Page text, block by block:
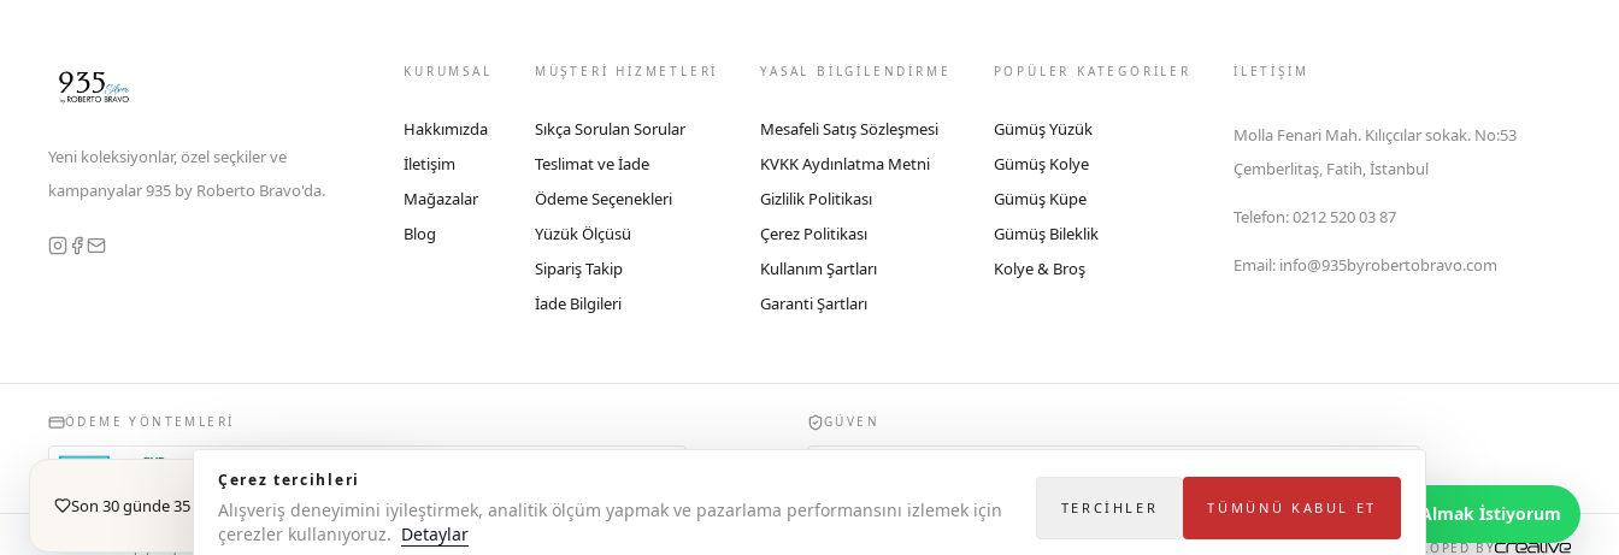
Son 30 günde 35 kez favorilere eklendi
Yeni koleksiyonlar, özel seçkiler ve
kampanyalar 935 by Roberto Bravo'da.
KURUMSAL
Hakkımızda
İletişim
Mağazalar
Blog
MÜŞTERİ HİZMETLERİ
Sıkça Sorulan Sorular
Teslimat ve İade
Ödeme Seçenekleri
Yüzük Ölçüsü
Sipariş Takip
İade Bilgileri
YASAL BİLGİLENDİRME
Mesafeli Satış Sözleşmesi
KVKK Aydınlatma Metni
Gizlilik Politikası
Çerez Politikası
Kullanım Şartları
Garanti Şartları
POPÜLER KATEGORİLER
Gümüş Yüzük
Gümüş Kolye
Gümüş Küpe
Gümüş Bileklik
Kolye & Broş
İLETIŞIM
Molla Fenari Mah. Kılıçcılar sokak. No:53
Çemberlitaş, Fatih, İstanbul
Telefon:0212 520 03 87
Email: info@935byrobertobravo.com
ÖDEME YÖNTEMLERI GÜVEN
© 2026 Copyright 935 by Roberto Bravo DEVELOPED BY
Bilgi Almak İstiyorum
Çerez tercihleri
Alışveriş deneyimini iyileştirmek, analitik ölçüm yapmak ve pazarlama performansını izlemek için
çerezler kullanıyoruz. Detaylar
TERCIHLER TÜMÜNÜ KABUL ET